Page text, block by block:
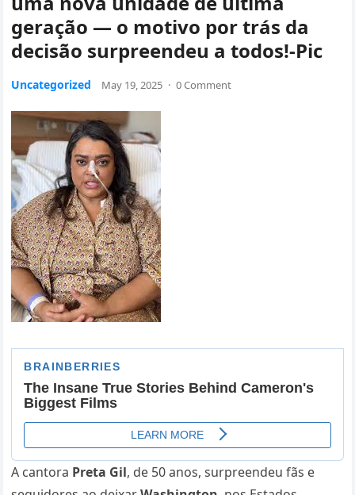
geração — o motivo por trás da
decisão surpreendeu a todos!-Pic
Uncategorized May 19, 2025 · 0 Comment
A cantora Preta Gil, de 50 anos, surpreendeu fãs e